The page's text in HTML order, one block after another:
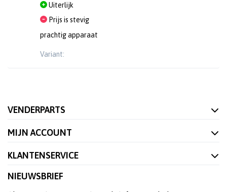
Uiterlijk
Prijs is stevig
prachtig apparaat
Variant:
VENDERPARTS
MIJN ACCOUNT
KLANTENSERVICE
NIEUWSBRIEF